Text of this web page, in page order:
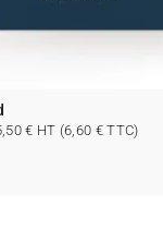
€ HT (6,60 € TTC)